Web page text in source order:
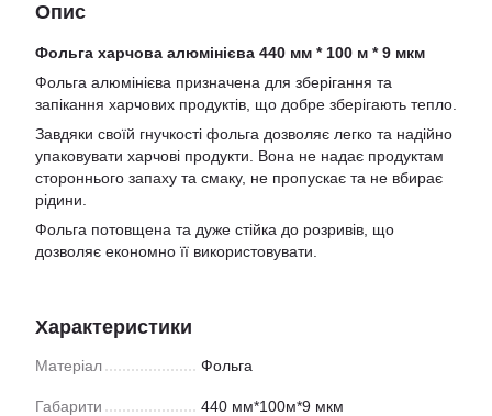
Опис
Фольга харчова алюмінієва 440 мм * 100 м * 9 мкм
Фольга алюмінієва призначена для зберігання та
запікання харчових продуктів, що добре зберігають тепло.
Завдяки своїй гнучкості фольга дозволяє легко та надійно
упаковувати харчові продукти. Вона не надає продуктам
стороннього запаху та смаку, не пропускає та не вбирає
рідини.
Фольга потовщена та дуже стійка до розривів, що
дозволяє економно її використовувати.
Характеристики
Матеріал Фольга
Габарити 440 мм*100м*9 мкм